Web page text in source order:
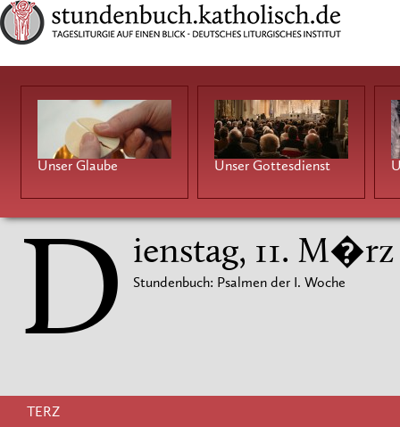
Unser Glaube Unser Gottesdienst
D ienstag, 11. M�rz
Stundenbuch: Psalmen der I. Woche
TERZ